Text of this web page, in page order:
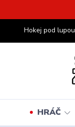
Hokej pod lupou
HRÁČ